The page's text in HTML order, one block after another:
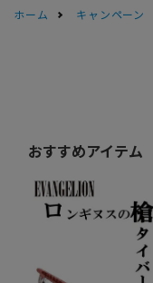
ホーム
キャンペーン